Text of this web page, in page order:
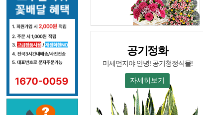
공기정화
미세먼지야 안녕! 공기청정식물!
자세히보기